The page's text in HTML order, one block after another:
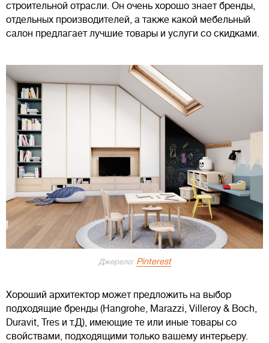
строительной отрасли. Он очень хорошо знает бренды,
отдельных производителей, а также какой мебельный
салон предлагает лучшие товары и услуги со скидками.
Джерело: Pinterest
Хороший архитектор может предложить на выбор
подходящие бренды (Hangrohe, Marazzi, Villeroy & Boch,
Duravit, Tres и т.Д), имеющие те или иные товары со
свойствами, подходящими только вашему интерьеру.